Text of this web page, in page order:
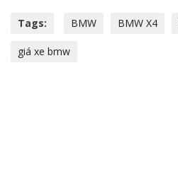
Tags: BMW BMW X4
giá xe bmw